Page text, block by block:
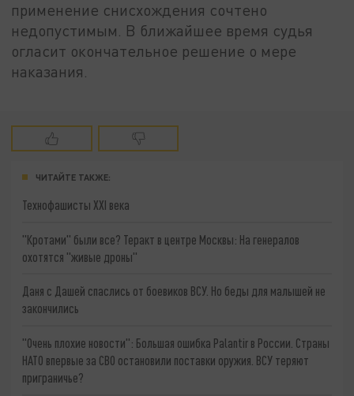
применение снисхождения сочтено
недопустимым. В ближайшее время судья
огласит окончательное решение о мере
наказания.
ЧИТАЙТЕ ТАКЖЕ:
Технофашисты XXI века
"Кротами" были все? Теракт в центре Москвы: На генералов
охотятся "живые дроны"
Даня с Дашей спаслись от боевиков ВСУ. Но беды для малышей не
закончились
"Очень плохие новости": Большая ошибка Palantir в России. Страны
НАТО впервые за СВО остановили поставки оружия. ВСУ теряют
приграничье?